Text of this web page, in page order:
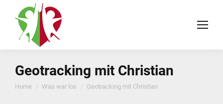
Geotracking mit Christian
You are here:
Home Was war los Geotracking mit Christian